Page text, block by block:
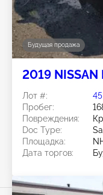
Будущая продажа
2019 NISSAN
Лот #:
Пробег:
Повреждения:
Doc Type:
Площадка:
Дата торгов: